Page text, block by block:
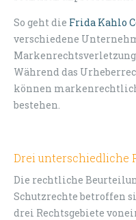
So geht die Frida Kahlo
verschiedene
Während das
können
bestehen.
Drei unterschiedliche
Die rechtliche
Schutzrechte betroffen
drei Rechtsgebiete